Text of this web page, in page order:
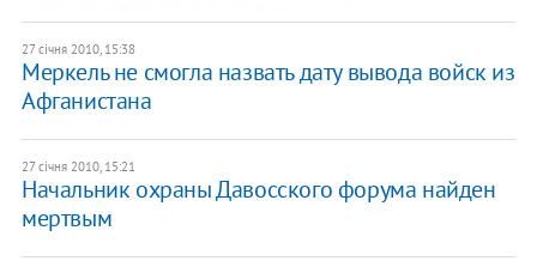
27 січня 2010, 15:38
Меркель не смогла назвать дату вывода войск из
Афганистана
27 січня 2010, 15:21
Начальник охраны Давосского форума найден
мертвым